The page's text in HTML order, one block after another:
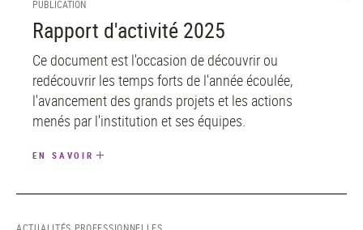
PUBLICATION
Rapport d'activité 2025
Ce document est l'occasion de découvrir ou
redécouvrir les temps forts de l'année écoulée,
l'avancement des grands projets et les actions
menés par l'institution et ses équipes.
EN SAVOIR